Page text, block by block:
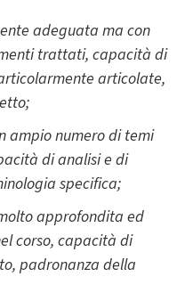
adeguata ma con
trattati, capacità di
articolate,
ampio numero di temi
di analisi e di
specifica;
approfondita ed
corso, capacità di
padronanza della